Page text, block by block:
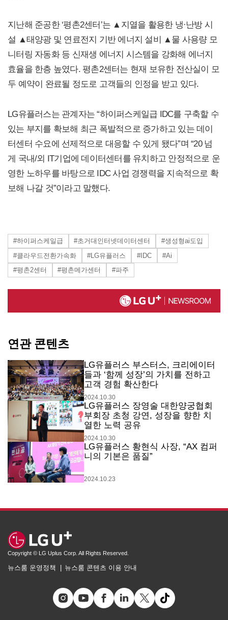
지난해 준공한 ‘평촌2센터’는 ▲지열을 활용한 냉·난방 시
설 ▲태양광 및 연료전지 기반 에너지 설비 ▲물 사용량 모
니터링 자동화 등 신재생 에너지 시스템을 강화해 에너지
효율을 한층 높였다. 평촌2센터는 현재 보유한 전산실이 모
두 예약이 완료될 정도로 고객들의 인정을 받고 있다.
LG유플러스는 관계자는 “하이퍼스케일급 IDC를 구축할 수
있는 부지를 확보해 최근 폭발적으로 증가하고 있는 데이
터센터 수요에 선제적으로 대응할 수 있게 됐다”며 “20 넘
게 국내/외 IT기업에 데이터센터를 유치하고 안정적으로 운
영한 노하우를 바탕으로 IDC 사업 경쟁력을 지속적으로 확
보해 나갈 것”이라고 말했다.
#하이퍼스케일급 #초거대인터넷데이터센터
#생성형ai도입
#클라우드전환가속화
#LG유플러스 #IDC
#Ai
#평촌2센터
#평촌메가센터 #파주
연관 콘텐츠
LG유플러스 부스터스, 크리에이터
들과 ‘함께 성장’의 가치를 전하고
고객 경험 확산한다
2024.10.30
LG유플러스 장영술 대한양궁협회
부회장 초청 강연, 성장을 향한 치
열한 노력 공유
2024.10.30
LG유플러스 황현식 사장, “AX 컴퍼
니의 기본은 품질”
2024.10.23
Copyright © LG Uplus Corp. All Rights Reserved.
뉴스룸 운영정책 뉴스룸 콘텐츠 이용 안내